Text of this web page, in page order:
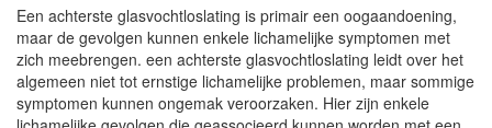
Een achterste glasvochtloslating is primair een oogaandoening,
maar de gevolgen kunnen enkele lichamelijke symptomen met
zich meebrengen. een achterste glasvochtloslating leidt over het
algemeen niet tot ernstige lichamelijke problemen, maar sommige
symptomen kunnen ongemak veroorzaken. Hier zijn enkele